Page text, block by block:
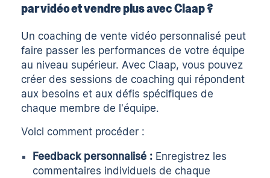
par vidéo et vendre plus avec Claap ?
Un coaching de vente vidéo personnalisé peut
faire passer les performances de votre équipe
au niveau supérieur. Avec Claap, vous pouvez
créer des sessions de coaching qui répondent
aux besoins et aux défis spécifiques de
chaque membre de l'équipe.
Voici comment procéder :
Feedback personnalisé : Enregistrez les
commentaires individuels de chaque